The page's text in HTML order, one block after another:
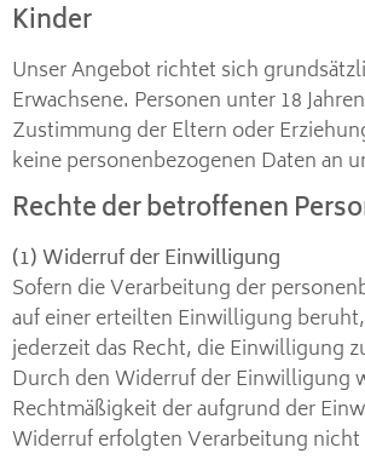
Kinder
Unser Angebot richtet sich
Erwachsene. Personen unter 18
Zustimmung der Eltern oder
keine personenbezogenen Daten an
Rechte der betroffenen
(1) Widerruf der Einwilligung
Sofern die Verarbeitung der
auf einer erteilten Einwilligung
jederzeit das Recht, die Einwilligung
Durch den Widerruf der Einwilligung
Rechtmäßigkeit der aufgrund der
Widerruf erfolgten Verarbeitung